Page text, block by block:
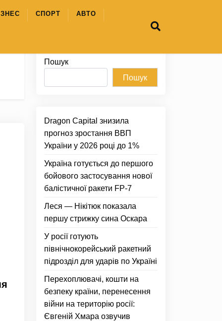
СПОРТ АВТО
Пошук
Пошук
Dragon Capital знизила
прогноз зростання ВВП
України у 2026 році до 1%
Україна готується до першого
бойового застосування нової
балістичної ракети FP-7
Леся — Нікітюк показала
першу стрижку сина Оскара
У росії готують
північнокорейський ракетний
підрозділ для ударів по Україні
Перехоплювачі, кошти на
безпеку країни, перенесення
війни на територію росії:
Євгеній Хмара озвучив